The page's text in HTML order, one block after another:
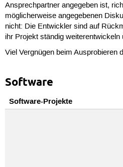
Ansprechpartner angegeben ist,
möglicherweise angegebenen
nicht: Die Entwickler sind auf
ihr Projekt ständig
Viel Vergnügen beim Ausprobieren
Software
Software-Projekte